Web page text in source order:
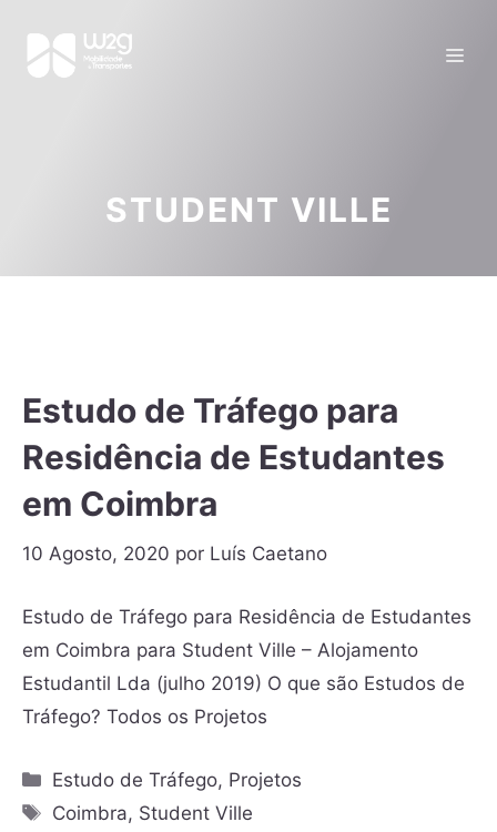
STUDENT VILLE
Estudo de Tráfego para
Residência de Estudantes
em Coimbra
10 Agosto, 2020 por Luís Caetano
Estudo de Tráfego para Residência de Estudantes
em Coimbra para Student Ville – Alojamento
Estudantil Lda (julho 2019) O que são Estudos de
Tráfego? Todos os Projetos
Estudo de Tráfego, Projetos
Coimbra, Student Ville